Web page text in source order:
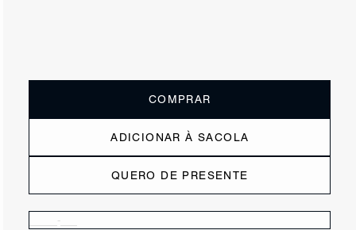
COMPRAR
ADICIONAR À SACOLA
QUERO DE PRESENTE